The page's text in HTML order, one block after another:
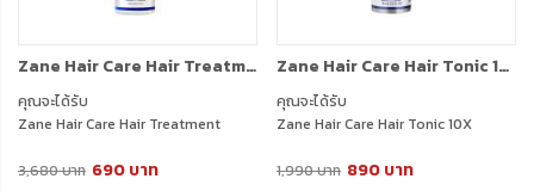
Zane Hair Care Hair Treatment (200ml.) 1 ขวด
คุณจะได้รับ
Zane Hair Care Hair Treatment
690 บาท
3,680 บาท
Zane Hair Care Hair Tonic 10X (75ml.) 1 ขวด
คุณจะได้รับ
Zane Hair Care Hair Tonic 10X
890 บาท
1,990 บาท